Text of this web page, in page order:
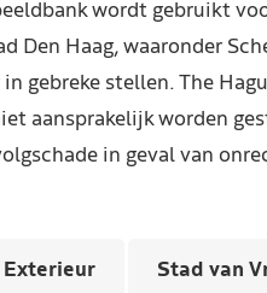
wordt gebruikt
Den Haag, waaronder
gebreke stellen. The
aansprakelijk worden
in geval van
Exterieur Stad van